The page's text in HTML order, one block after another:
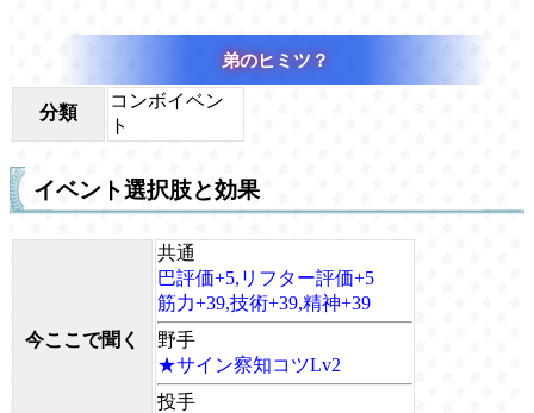
弟のヒミツ？
分類
コンボイベン
ト
イベント選択肢と効果
今ここで聞く
共通
巴評価+5,リフター評価+5
筋力+39,技術+39,精神+39
野手
★サイン察知コツLv2
投手